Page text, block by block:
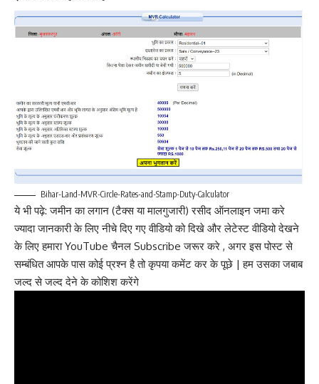
Bihar-Land-MVR-Circle-Rates-and-Stamp-Duty-Calculator
ये भी पढ़े:जमीन का लगान (टैक्स या मालगुजारी) रसीद ऑनलाइन जमा करे
ज्यादा जानकारी के लिए नीचे दिए गए वीडियो को दिखे और लेटेस्ट वीडियो देखने
के लिए हमारा YouTube चैनल Subscribe जरूर करे , अगर इस पोस्ट से
सम्बंधित आपके पास कोई प्रश्न है तो कृपया कमेंट कर के पूछे | हम उसका जबाब
जल्द से जल्द देने के कोशिश करेंगे